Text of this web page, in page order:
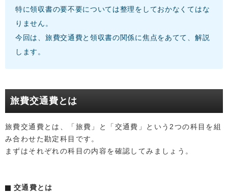
特に領収書の要不要については整理をしておかなくてはな
りません。
今回は、旅費交通費と領収書の関係に焦点をあてて、解説
します。
旅費交通費とは
旅費交通費とは、「旅費」と「交通費」という2つの科目を組
み合わせた勘定科目です。
まずはそれぞれの科目の内容を確認してみましょう。
交通費とは